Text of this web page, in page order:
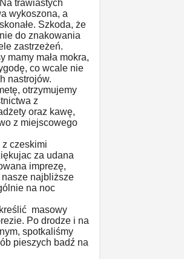
trawiastych
wykoszona, a
Szkoda, że
do znakowania
zastrzeżeń.
mamy mała mokra,
co wcale nie
nastrojów.
otrzymujemy
z
oraz kawę,
z miejscowego
z czeskimi
za udana
imprezę,
najbliższe
na noc
masowy
Po drodze i na
spotkaliśmy
pieszych badź na